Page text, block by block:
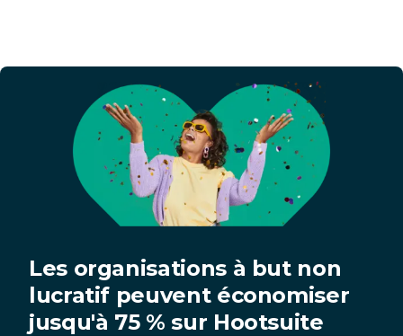
Les organisations à but non
lucratif peuvent économiser
jusqu'à 75 % sur Hootsuite